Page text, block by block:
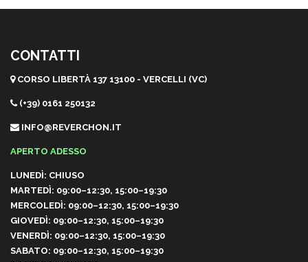
CONTATTI
CORSO LIBERTÀ 137 13100 - VERCELLI (VC)
(+39) 0161 250132
INFO@REVERCHON.IT
APERTO ADESSO
LUNEDÌ: CHIUSO
MARTEDÌ: 09:00–12:30, 15:00–19:30
MERCOLEDÌ: 09:00–12:30, 15:00–19:30
GIOVEDÌ: 09:00–12:30, 15:00–19:30
VENERDÌ: 09:00–12:30, 15:00–19:30
SABATO: 09:00–12:30, 15:00–19:30